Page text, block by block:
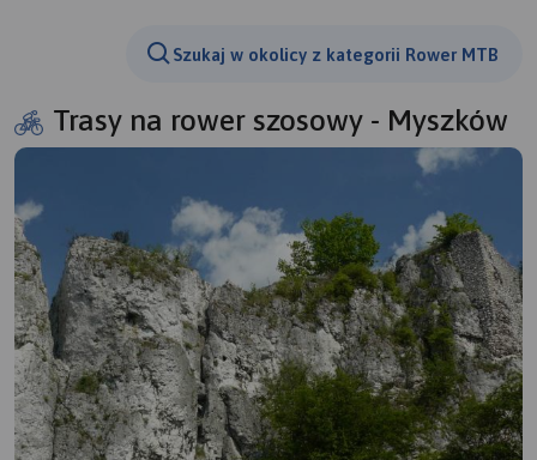
Szukaj w okolicy z kategorii Rower MTB
Trasy na rower szosowy - Myszków